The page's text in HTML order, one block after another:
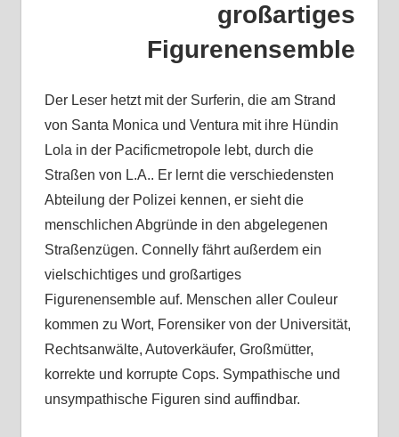
großartiges
Figurenensemble
Der Leser hetzt mit der Surferin, die am Strand
von Santa Monica und Ventura mit ihre Hündin
Lola in der Pacificmetropole lebt, durch die
Straßen von L.A.. Er lernt die verschiedensten
Abteilung der Polizei kennen, er sieht die
menschlichen Abgründe in den abgelegenen
Straßenzügen. Connelly fährt außerdem ein
vielschichtiges und großartiges
Figurenensemble auf. Menschen aller Couleur
kommen zu Wort, Forensiker von der Universität,
Rechtsanwälte, Autoverkäufer, Großmütter,
korrekte und korrupte Cops. Sympathische und
unsympathische Figuren sind auffindbar.